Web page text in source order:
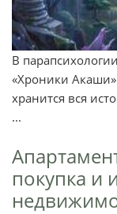
В
«Хроники
хранится вся
...
покупка и